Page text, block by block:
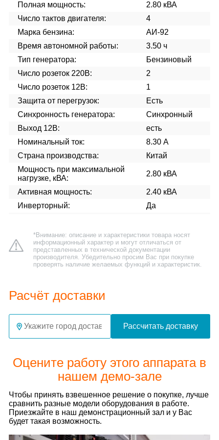
Полная мощность:
2.80 кВА
Число тактов двигателя:
4
Марка бензина:
АИ-92
Время автономной работы:
3.50 ч
Тип генератора:
Бензиновый
Число розеток 220В:
2
Число розеток 12В:
1
Защита от перегрузок:
Есть
Синхронность генератора:
Синхронный
Выход 12В:
есть
Номинальный ток:
8.30 А
Страна производства:
Китай
Мощность при максимальной
нагрузке, кВА:
2.80 кВА
Активная мощность:
2.40 кВА
Инверторный:
Да
*Внимание: описание и характеристики товара носят
информационный характер и могут отличаться от
представленных в технической документации
производителя. Убедительно просим Вас при покупке
проверять наличие желаемых функций и характеристик.
Расчёт доставки
Рассчитать доставку
Оцените работу этого аппарата в
нашем демо-зале
Чтобы принять взвешенное решение о покупке, лучше
сравнить разные модели оборудования в работе.
Приезжайте в наш демонстрационный зал и у Вас
будет такая возможность.